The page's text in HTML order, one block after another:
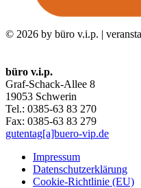
© 2026 by büro v.i.p. |
büro v.i.p.
Graf-Schack-Allee 8
19053 Schwerin
Tel.: 0385-63 83 270
Fax: 0385-63 83 279
gutentag[a]buero-vip.de
Impressum
Datenschutz­erklärung
Cookie-Richtlinie (EU)